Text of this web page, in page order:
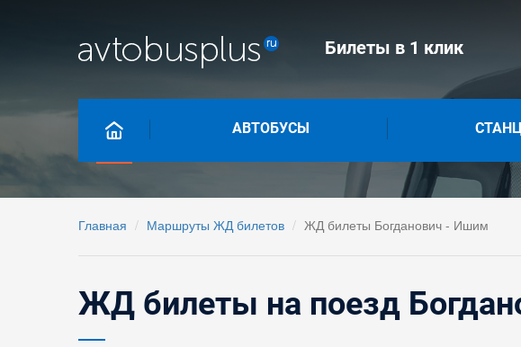
Билеты в 1 клик
АВТОБУСЫ
Главная Маршруты ЖД билетов ЖД билеты Богданович - Ишим
ЖД билеты на поезд